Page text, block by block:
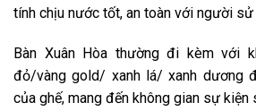
tính chịu nước tốt, an toàn với người sử
Bàn Xuân Hòa thường đi kèm với
đỏ/vàng gold/ xanh lá/ xanh dương
của ghế, mang đến không gian sự kiện